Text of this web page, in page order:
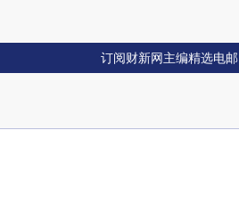
订阅财新网主编精选电邮